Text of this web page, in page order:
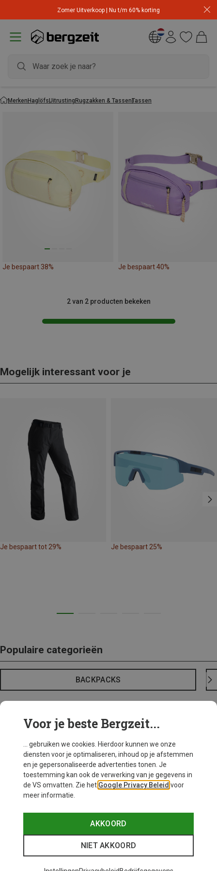
Zomer Uitverkoop | Nu t/m 60% korting
MerkenHaglöfsUitrustingRugzakken & TassenTassen
Je bespaart 38% Je bespaart 40%
2 van 2 producten bekeken
Mogelijk interessant voor je
Je bespaart tot 29% Je bespaart 25%
Populaire categorieën
BACKPACKS
Voor je beste Bergzeit...
... gebruiken we cookies. Hierdoor kunnen we onze
diensten voor je optimaliseren, inhoud op je afstemmen
en je gepersonaliseerde advertenties tonen. Je
toestemming kan ook de verwerking van je gegevens in
de VS omvatten. Zie het Google Privacy Beleid voor
meer informatie.
AKKOORD
NIET AKKOORD